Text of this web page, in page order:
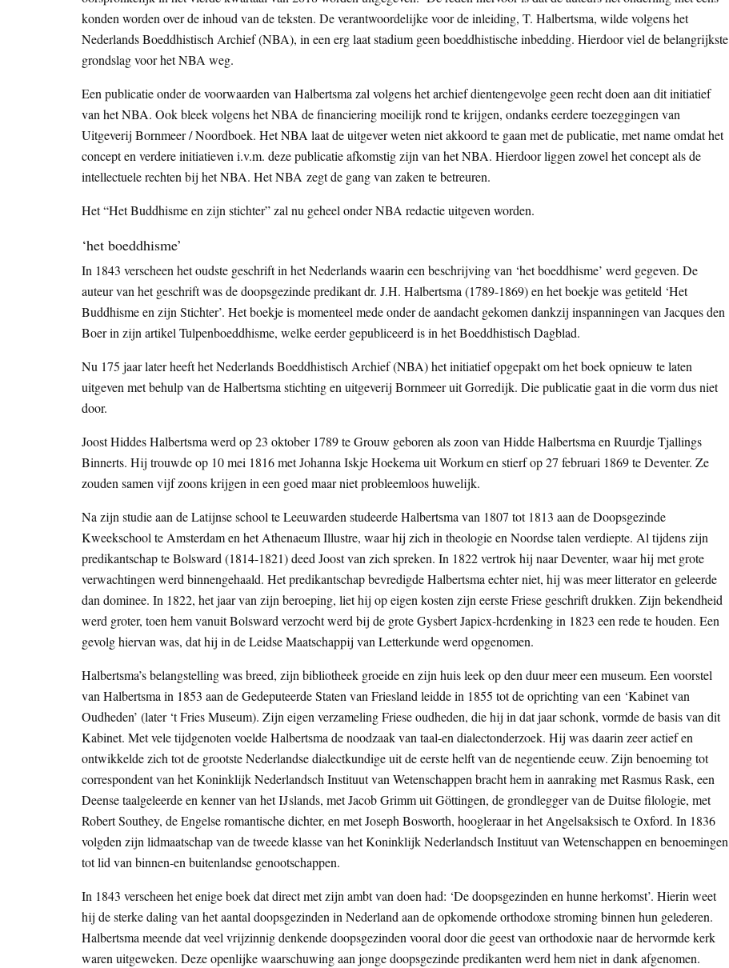
konden worden over de inhoud van de teksten. De verantwoordelijke voor de inleiding, T. Halbertsma, wilde volgens het
Nederlands Boeddhistisch Archief (NBA), in een erg laat stadium geen boeddhistische inbedding. Hierdoor viel de belangrijkste
grondslag voor het NBA weg.
Een publicatie onder de voorwaarden van Halbertsma zal volgens het archief dientengevolge geen recht doen aan dit initiatief
van het NBA. Ook bleek volgens het NBA de financiering moeilijk rond te krijgen, ondanks eerdere toezeggingen van
Uitgeverij Bornmeer / Noordboek. Het NBA laat de uitgever weten niet akkoord te gaan met de publicatie, met name omdat het
concept en verdere initiatieven i.v.m. deze publicatie afkomstig zijn van het NBA. Hierdoor liggen zowel het concept als de
intellectuele rechten bij het NBA. Het NBA zegt de gang van zaken te betreuren.
Het “Het Buddhisme en zijn stichter” zal nu geheel onder NBA redactie uitgeven worden.
‘het boeddhisme’
In 1843 verscheen het oudste geschrift in het Nederlands waarin een beschrijving van ‘het boeddhisme’ werd gegeven. De
auteur van het geschrift was de doopsgezinde predikant dr. J.H. Halbertsma (1789-1869) en het boekje was getiteld ‘Het
Buddhisme en zijn Stichter’. Het boekje is momenteel mede onder de aandacht gekomen dankzij inspanningen van Jacques den
Boer in zijn artikel Tulpenboeddhisme, welke eerder gepubliceerd is in het Boeddhistisch Dagblad.
Nu 175 jaar later heeft het Nederlands Boeddhistisch Archief (NBA) het initiatief opgepakt om het boek opnieuw te laten
uitgeven met behulp van de Halbertsma stichting en uitgeverij Bornmeer uit Gorredijk. Die publicatie gaat in die vorm dus niet
door.
Joost Hiddes Halbertsma werd op 23 oktober 1789 te Grouw geboren als zoon van Hidde Halbertsma en Ruurdje Tjallings
Binnerts. Hij trouwde op 10 mei 1816 met Johanna Iskje Hoekema uit Workum en stierf op 27 februari 1869 te Deventer. Ze
zouden samen vijf zoons krijgen in een goed maar niet probleemloos huwelijk.
Na zijn studie aan de Latijnse school te Leeuwarden studeerde Halbertsma van 1807 tot 1813 aan de Doopsgezinde
Kweekschool te Amsterdam en het Athenaeum Illustre, waar hij zich in theologie en Noordse talen verdiepte. Al tijdens zijn
predikantschap te Bolsward (1814-1821) deed Joost van zich spreken. In 1822 vertrok hij naar Deventer, waar hij met grote
verwachtingen werd binnengehaald. Het predikantschap bevredigde Halbertsma echter niet, hij was meer litterator en geleerde
dan dominee. In 1822, het jaar van zijn beroeping, liet hij op eigen kosten zijn eerste Friese geschrift drukken. Zijn bekendheid
werd groter, toen hem vanuit Bolsward verzocht werd bij de grote Gysbert Japicx-hcrdenking in 1823 een rede te houden. Een
gevolg hiervan was, dat hij in de Leidse Maatschappij van Letterkunde werd opgenomen.
Halbertsma’s belangstelling was breed, zijn bibliotheek groeide en zijn huis leek op den duur meer een museum. Een voorstel
van Halbertsma in 1853 aan de Gedeputeerde Staten van Friesland leidde in 1855 tot de oprichting van een ‘Kabinet van
Oudheden’ (later ‘t Fries Museum). Zijn eigen verzameling Friese oudheden, die hij in dat jaar schonk, vormde de basis van dit
Kabinet. Met vele tijdgenoten voelde Halbertsma de noodzaak van taal-en dialectonderzoek. Hij was daarin zeer actief en
ontwikkelde zich tot de grootste Nederlandse dialectkundige uit de eerste helft van de negentiende eeuw. Zijn benoeming tot
correspondent van het Koninklijk Nederlandsch Instituut van Wetenschappen bracht hem in aanraking met Rasmus Rask, een
Deense taalgeleerde en kenner van het IJslands, met Jacob Grimm uit Göttingen, de grondlegger van de Duitse filologie, met
Robert Southey, de Engelse romantische dichter, en met Joseph Bosworth, hoogleraar in het Angelsaksisch te Oxford. In 1836
volgden zijn lidmaatschap van de tweede klasse van het Koninklijk Nederlandsch Instituut van Wetenschappen en benoemingen
tot lid van binnen-en buitenlandse genootschappen.
In 1843 verscheen het enige boek dat direct met zijn ambt van doen had: ‘De doopsgezinden en hunne herkomst’. Hierin weet
hij de sterke daling van het aantal doopsgezinden in Nederland aan de opkomende orthodoxe stroming binnen hun gelederen.
Halbertsma meende dat veel vrijzinnig denkende doopsgezinden vooral door die geest van orthodoxie naar de hervormde kerk
waren uitgeweken. Deze openlijke waarschuwing aan jonge doopsgezinde predikanten werd hem niet in dank afgenomen.